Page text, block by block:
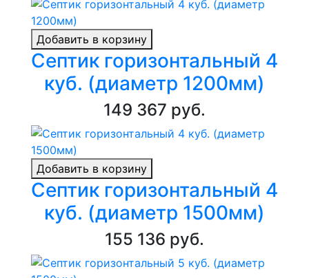
Добавить в корзину
Септик горизонтальный 4
куб. (диаметр 1200мм)
149 367 руб.
Добавить в корзину
Септик горизонтальный 4
куб. (диаметр 1500мм)
155 136 руб.